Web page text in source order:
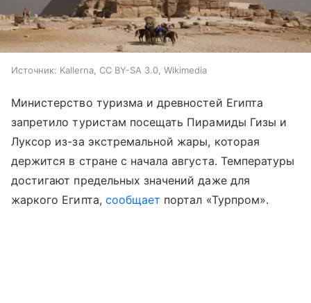
Источник: Kallerna, CC BY-SA 3.0, Wikimedia
Министерство туризма и древностей Египта
запретило туристам посещать Пирамиды Гизы и
Луксор из-за экстремальной жары, которая
держится в стране с начала августа. Температуры
достигают предельных значений даже для
жаркого Египта, сообщает портал «Турпром».